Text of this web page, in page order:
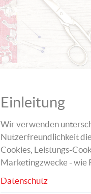
Einleitung
Wir verwenden
Nutzerfreundlichkeit
Cookies, Leistungs-
Marketingzwecke - wie
Datenschutz